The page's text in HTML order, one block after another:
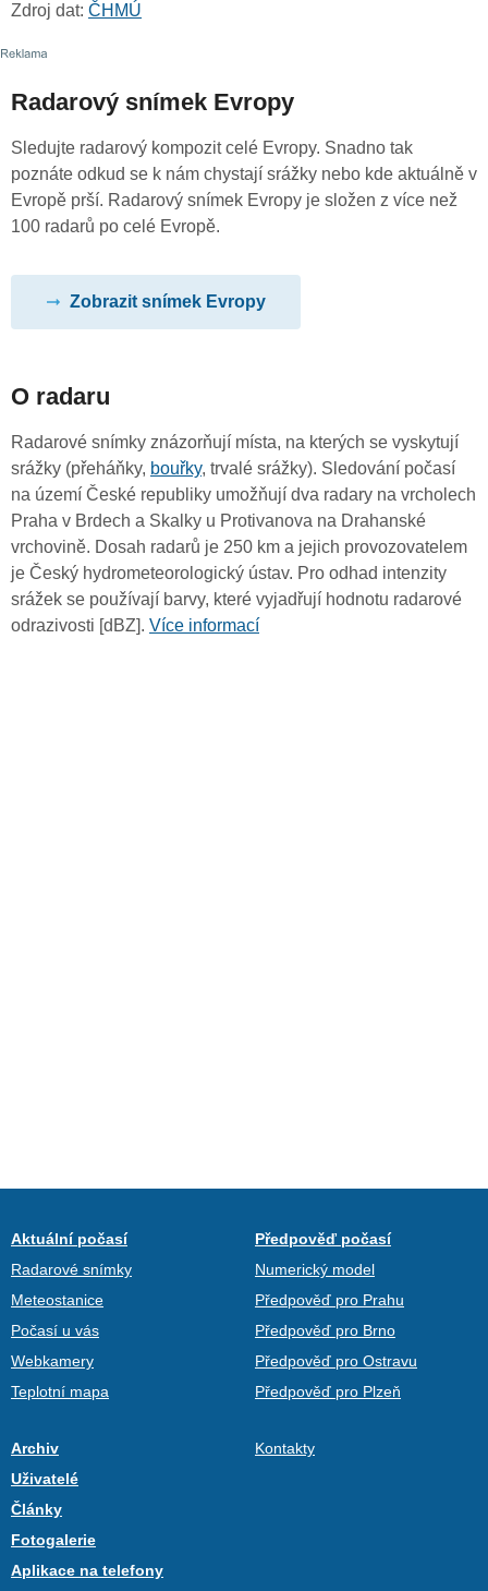
Zdroj dat: ČHMÚ
Radarový snímek Evropy
Sledujte radarový kompozit celé Evropy. Snadno tak
poznáte odkud se k nám chystají srážky nebo kde aktuálně v
Evropě prší. Radarový snímek Evropy je složen z více než
100 radarů po celé Evropě.
Zobrazit snímek Evropy
O radaru
Radarové snímky znázorňují místa, na kterých se vyskytují
srážky (přeháňky, bouřky, trvalé srážky). Sledování počasí
na území České republiky umožňují dva radary na vrcholech
Praha v Brdech a Skalky u Protivanova na Drahanské
vrchovině. Dosah radarů je 250 km a jejich provozovatelem
je Český hydrometeorologický ústav. Pro odhad intenzity
srážek se používají barvy, které vyjadřují hodnotu radarové
odrazivosti [dBZ]. Více informací
Aktuální počasí
Radarové snímky
Meteostanice
Počasí u vás
Webkamery
Teplotní mapa
Předpověď počasí
Numerický model
Předpověď pro Prahu
Předpověď pro Brno
Předpověď pro Ostravu
Předpověď pro Plzeň
Archiv
Uživatelé
Články
Fotogalerie
Aplikace na telefony
Kontakty